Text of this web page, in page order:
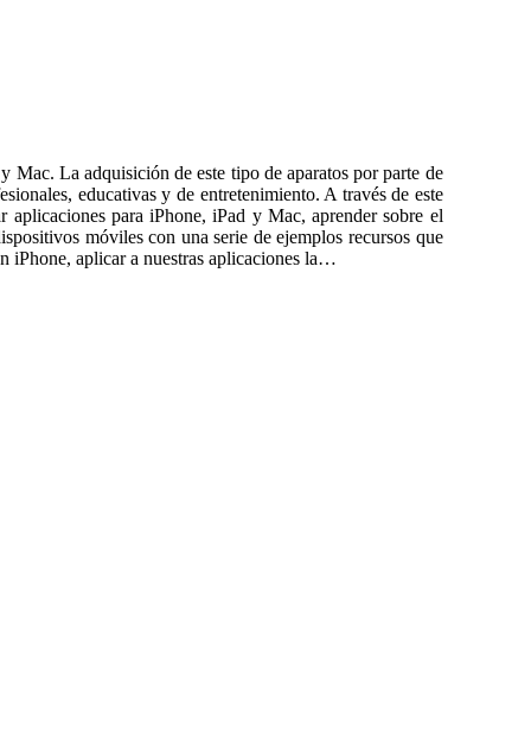
Mac. La adquisición de este tipo de aparatos por parte de
educativas y de entretenimiento. A través de este
para iPhone, iPad y Mac, aprender sobre el
móviles con una serie de ejemplos recursos que
iPhone, aplicar a nuestras aplicaciones la…